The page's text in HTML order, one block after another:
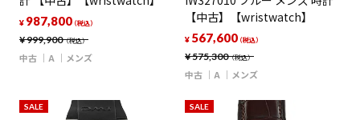
¥999,900（税込）
¥ 987,800（税込）
中古 A メンズ
【中古】【wristwatch】
¥575,300（税込）
¥ 567,600（税込）
中古 A メンズ
SALE SALE